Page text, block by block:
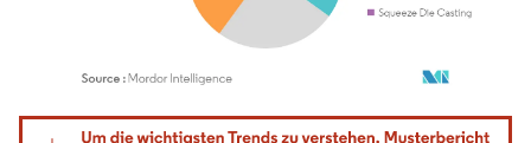
Bild © Mordor Intelligence. Wiederverwendung erfordert Namensnennung gemäß